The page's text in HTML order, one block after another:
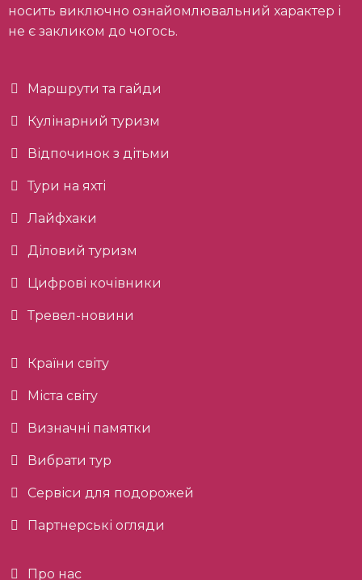
носить виключно ознайомлювальний характер і
не є закликом до чогось.
Маршрути та гайди
Кулінарний туризм
Відпочинок з дітьми
Тури на яхті
Лайфхаки
Діловий туризм
Цифрові кочівники
Тревел-новини
Країни світу
Міста світу
Визначні памятки
Вибрати тур
Сервіси для подорожей
Партнерські огляди
Про нас